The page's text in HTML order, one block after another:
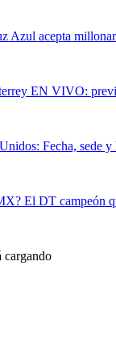
Azul acepta
EN VIVO:
Fecha, sede
El DT campeón
cargando